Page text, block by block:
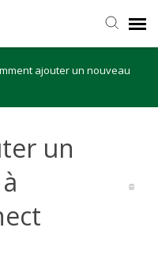
ajouter un nouveau
un